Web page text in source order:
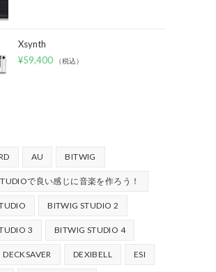
Xsynth
¥59,400 （税込）
AU BITWIG
で良い感じに音楽を作ろう！
BITWIG STUDIO 2
3 BITWIG STUDIO 4
DECKSAVER DEXIBELL ESI